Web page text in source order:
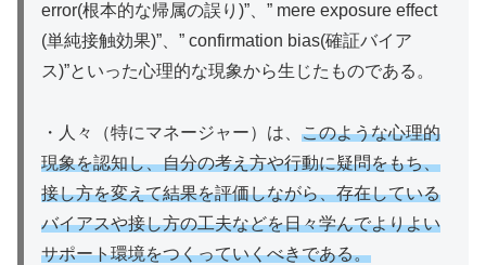
error(根本的な帰属の誤り)”、” mere exposure effect
(単純接触効果)”、” confirmation bias(確証バイア
ス)”といった心理的な現象から生じたものである。
・人々（特にマネージャー）は、 このような心理的
現象を認知し、自分の考え方や行動に疑問をもち、
接し方を変えて結果を評価しながら、存在している
バイアスや接し方の工夫などを日々学んでよりよい
サポート環境をつくっていくべきである。